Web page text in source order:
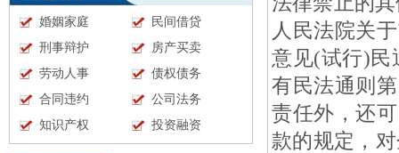
婚姻家庭
民间借贷
刑事辩护
房产买卖
劳动人事
债权债务
合同违约
公司法务
知识产权
投资融资
人民法院关
意见(试行)民
有民法通则
责任外，还
款的规定，